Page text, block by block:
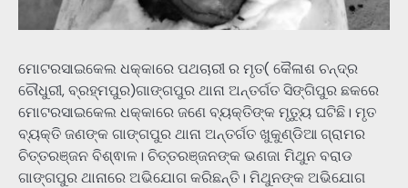
ମୋଟରସାଇକେଲ ଧକ୍କାରେ ପଥଚାରୀ ର ମୃତ( କୈଳାଶ ଚନ୍ଦ୍ର
ଚୌଧୁରୀ, ବ୍ରହ୍ମପୁର)ଗାଙ୍ଗପୁର ଥାନା ଅନ୍ତର୍ଗତ ସିଙ୍ଗିପୁର ଛକରେ
ମୋଟରସାଇକେଲ ଧକ୍କାରେ ଜଣେ ବ୍ୟକ୍ତିଙ୍କ ମୃତ୍ୟୁ ଘଟିଛି। ମୃତ
ବ୍ୟକ୍ତି ଜଣଙ୍କ ଗାଙ୍ଗପୁର ଥାନା ଅନ୍ତର୍ଗତ ଖୁକୁଣ୍ଡିଆ ଗ୍ରାମର
ଚିତ୍ତରଞ୍ଜନ ବିଶ୍ଵାଳ। ଚିତ୍ତରଞ୍ଜନଙ୍କ ଭଣଜା ମିଥୁନ ବରାଡ
ଗାଙ୍ଗପୁର ଥାନାରେ ଅଭିଯୋଗ କରିଛନ୍ତି। ମିଥୁନଙ୍କ ଅଭିଯୋଗ